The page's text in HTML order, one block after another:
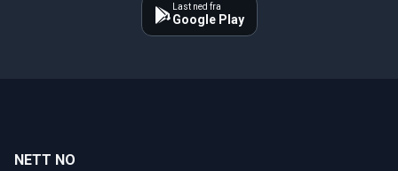
Last ned fra
Google Play
NETT NO